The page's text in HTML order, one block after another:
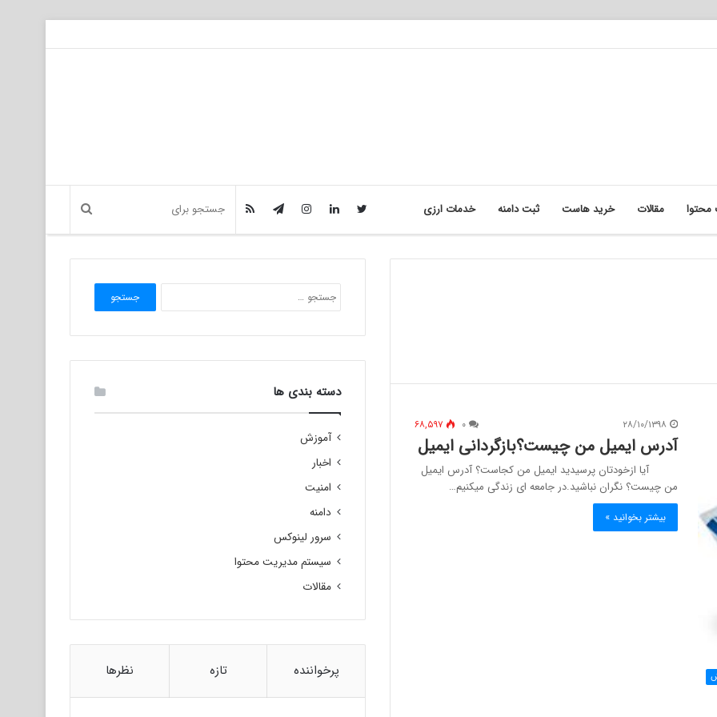
مقالات خرید هاست ثبت دامنه خدمات ارزی
۲۸/۱۰/۱۳۹۸ ۶۸,۵۹۷
آدرس ایمیل من چیست؟بازگردانی ایمیل
آیا ازخودتان پرسیدید ایمیل من کجاست؟ آدرس ایمیل
من چیست؟ نگران نباشید.در جامعه ای زندگی میکنیم…
بیشتر بخوانید »
برای:
دسته بندی ها
آموزش
اخبار
امنیت
دامنه
سرور لینوکس
سیستم مدیریت محتوا
مقالات
پرخواننده تازه نظرها